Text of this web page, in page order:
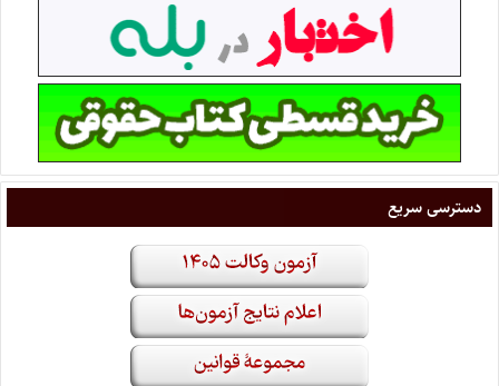
دسترسی سریع